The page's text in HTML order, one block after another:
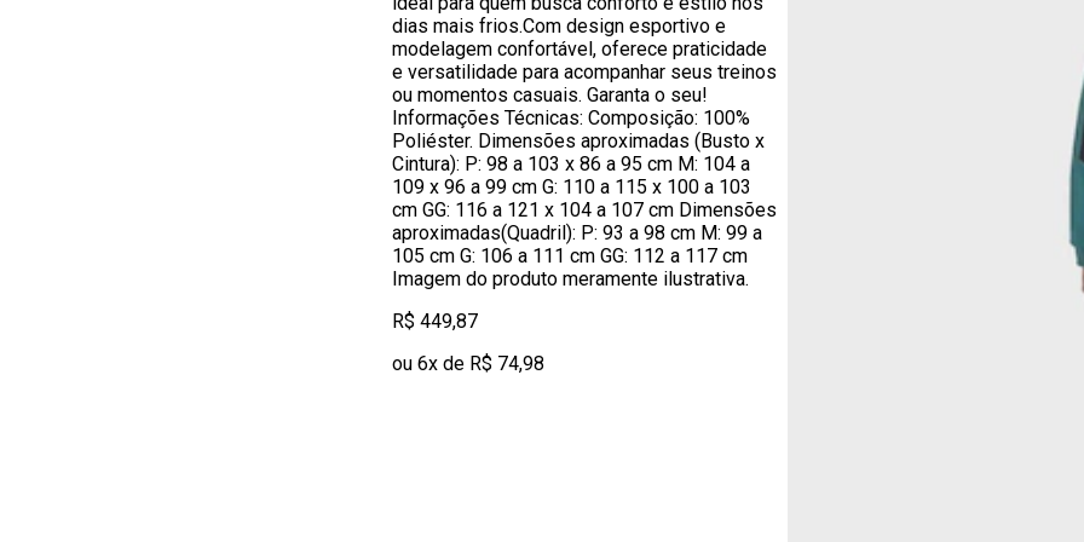
dias mais frios.Com design esportivo e
modelagem confortável, oferece praticidade
e versatilidade para acompanhar seus treinos
ou momentos casuais. Garanta o seu!
Informações Técnicas: Composição: 100%
Poliéster. Dimensões aproximadas (Busto x
Cintura): P: 98 a 103 x 86 a 95 cm M: 104 a
109 x 96 a 99 cm G: 110 a 115 x 100 a 103
cm GG: 116 a 121 x 104 a 107 cm Dimensões
aproximadas(Quadril): P: 93 a 98 cm M: 99 a
105 cm G: 106 a 111 cm GG: 112 a 117 cm
Imagem do produto meramente ilustrativa.
R$ 449,87
ou 6x de R$ 74,98